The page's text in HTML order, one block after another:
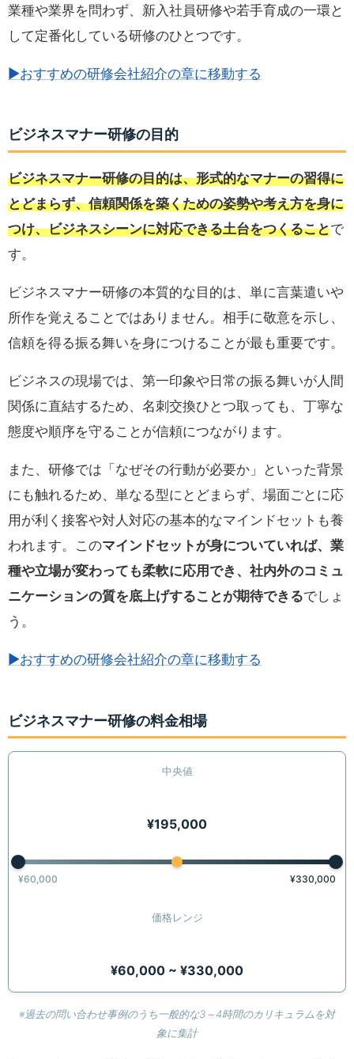
業種や業界を問わず、新入社員研修や若手育成の一環と
して定番化している研修のひとつです。
▶おすすめの研修会社紹介の章に移動する
ビジネスマナー研修の目的
ビジネスマナー研修の目的は、形式的なマナーの習得に
とどまらず、信頼関係を築くための姿勢や考え方を身に
つけ、ビジネスシーンに対応できる土台をつくることで
す。
ビジネスマナー研修の本質的な目的は、単に言葉遣いや
所作を覚えることではありません。相手に敬意を示し、
信頼を得る振る舞いを身につけることが最も重要です。
ビジネスの現場では、第一印象や日常の振る舞いが人間
関係に直結するため、名刺交換ひとつ取っても、丁寧な
態度や順序を守ることが信頼につながります。
また、研修では「なぜその行動が必要か」といった背景
にも触れるため、単なる型にとどまらず、場面ごとに応
用が利く接客や対人対応の基本的なマインドセットも養
われます。このマインドセットが身についていれば、業
種や立場が変わっても柔軟に応用でき、社内外のコミュ
ニケーションの質を底上げすることが期待できるでしょ
う。
▶おすすめの研修会社紹介の章に移動する
ビジネスマナー研修の料金相場
中央値
¥195,000
¥60,000 ¥330,000
価格レンジ
¥60,000 ~ ¥330,000
※過去の問い合わせ事例のうち一般的な3～4時間のカリキュラムを対
象に集計